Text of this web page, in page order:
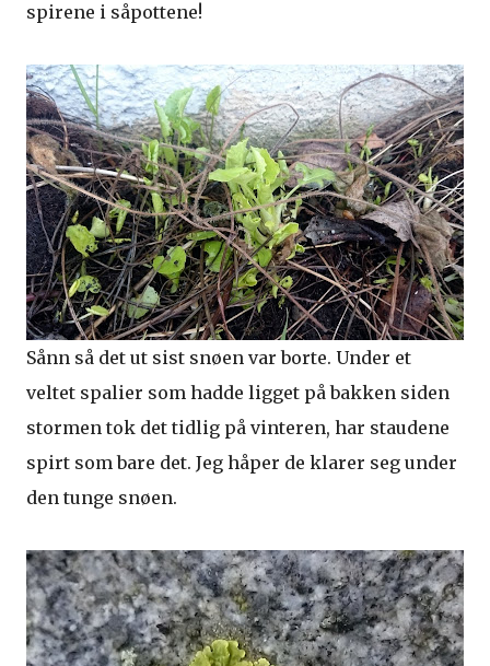
spirene i såpottene!
Sånn så det ut sist snøen var borte. Under et
veltet spalier som hadde ligget på bakken siden
stormen tok det tidlig på vinteren, har staudene
spirt som bare det. Jeg håper de klarer seg under
den tunge snøen.